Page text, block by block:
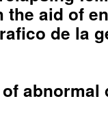
the aid of
de la
abnormal